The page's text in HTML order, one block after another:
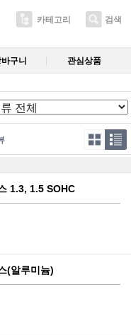
카테고리 검색
구니 관심상품
1.3, 1.5 SOHC
(알루미늄)